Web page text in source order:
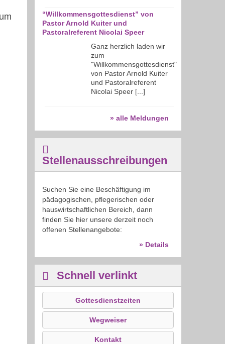
“Willkommensgottesdienst” von
Pastor Arnold Kuiter und
Pastoralreferent Nicolai Speer
Ganz herzlich laden wir
zum
"Willkommensgottesdienst"
von Pastor Arnold Kuiter
und Pastoralreferent
Nicolai Speer [...]
» alle Meldungen
Stellenausschreibungen
Suchen Sie eine Beschäftigung im
pädagogischen, pflegerischen oder
hauswirtschaftlichen Bereich, dann
finden Sie hier unsere derzeit noch
offenen Stellenangebote:
» Details
Schnell verlinkt
Gottesdienstzeiten
Wegweiser
Kontakt